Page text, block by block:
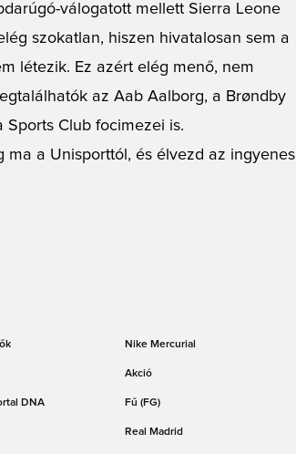
válogatott mellett Sierra Leone
szokatlan, hiszen hivatalosan sem a
létezik. Ez azért elég menő, nem
az Aab Aalborg, a Brøndby
Sports Club focimezei is.
ma a Unisporttól, és élvezd az ingyenes
Nike Mercurial
Akció
DNA Fű (FG)
Real Madrid